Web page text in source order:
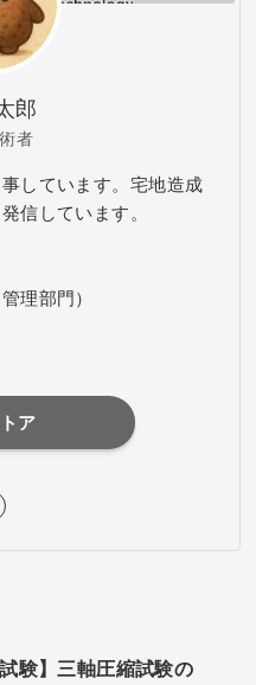
郎
者
しています。宅地造成
信しています。
理部門）
ア
試験】三軸圧縮試験の